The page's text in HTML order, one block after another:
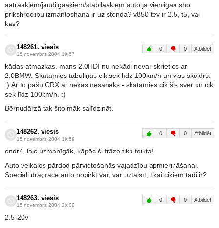
aatraakiem/jaudiigaakiem/stabilaakiem auto ja vieniigaa sho
prikshrociibu izmantoshana ir uz stenda? v850 tev ir 2.5, t5, vai
kas?
148261. viesis
15.novembris 2004 19:57
0 0 Atbildēt
kādas atmazkas. mans 2.0HDI nu nekādi nevar skrieties ar
2.0BMW. Skatamies tabuliņās cik sek līdz 100km/h un viss skaidrs.
:) Ar to pašu CRX ar nekas nesanāks - skatamies cik šis sver un cik
sek līdz 100km/h. :)
Bērnudārzā tak šito māk salīdzināt.
148262. viesis
15.novembris 2004 19:59
0 0 Atbildēt
endr4, lais uzmanīgāk, kāpēc ši frāze tika teikta!
Auto veikalos pārdod pārvietošanās vajadzību apmierināšanai.
Speciāli dragrace auto nopirkt var, var uztaisīt, tikai cikiem tādi ir?
148263. viesis
15.novembris 2004 20:00
0 0 Atbildēt
2.5-20v